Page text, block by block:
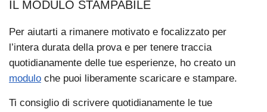
IL MODULO STAMPABILE
Per aiutarti a rimanere motivato e focalizzato per
l’intera durata della prova e per tenere traccia
quotidianamente delle tue esperienze, ho creato un
modulo che puoi liberamente scaricare e stampare.
Ti consiglio di scrivere quotidianamente le tue